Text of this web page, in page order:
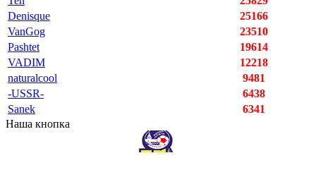
Denisque
25166
VanGog
23510
Pashtet
19614
VADIM
12218
naturalcool
9481
-USSR-
6438
Sanek
6341
Наша кнопка